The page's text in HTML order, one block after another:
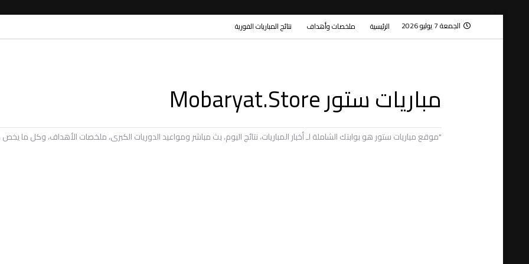
الجمعة 7 يوليو 2026 الرئيسية ملخصات وأهداف نتائج المباريات الفورية
مباريات ستور Mobaryat.Store
"موقع مباريات ستور هو بوابتك الشاملة لـ أخبار المباريات، نتائج اليوم، بث مباشر ومواعيد الدوريات الكبرى، ملخصات الأهداف، وكل